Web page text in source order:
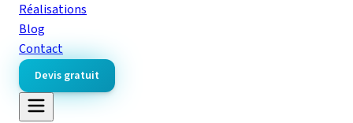
Réalisations
Blog
Contact
Devis gratuit